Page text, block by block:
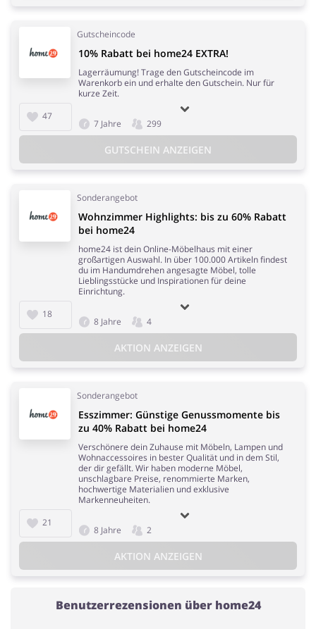
Gutscheincode
47
10% Rabatt bei home24 EXTRA!
Lagerräumung! Trage den Gutscheincode im
Warenkorb ein und erhalte den Gutschein. Nur für
kurze Zeit.
7 Jahre 299
GUTSCHEIN ANZEIGEN
Sonderangebot
18
Wohnzimmer Highlights: bis zu 60% Rabatt
bei home24
home24 ist dein Online-Möbelhaus mit einer
großartigen Auswahl. In über 100.000 Artikeln findest
du im Handumdrehen angesagte Möbel, tolle
Lieblingsstücke und Inspirationen für deine
Einrichtung.
8 Jahre 4
AKTION ANZEIGEN
Sonderangebot
21
Esszimmer: Günstige Genussmomente bis
zu 40% Rabatt bei home24
Verschönere dein Zuhause mit Möbeln, Lampen und
Wohnaccessoires in bester Qualität und in dem Stil,
der dir gefällt. Wir haben moderne Möbel,
unschlagbare Preise, renommierte Marken,
hochwertige Materialien und exklusive
Markenneuheiten.
8 Jahre 2
AKTION ANZEIGEN
Benutzerrezensionen über home24